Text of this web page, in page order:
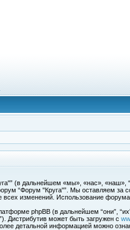
(в дальнейшем «мы», «нас», «наш»,
“Форум "Круга"”. Мы оставляем
всех изменений. Использование
phpBB (в дальнейшем “они”,
Дистрибутив может быть загружен с
детальной информацией можно